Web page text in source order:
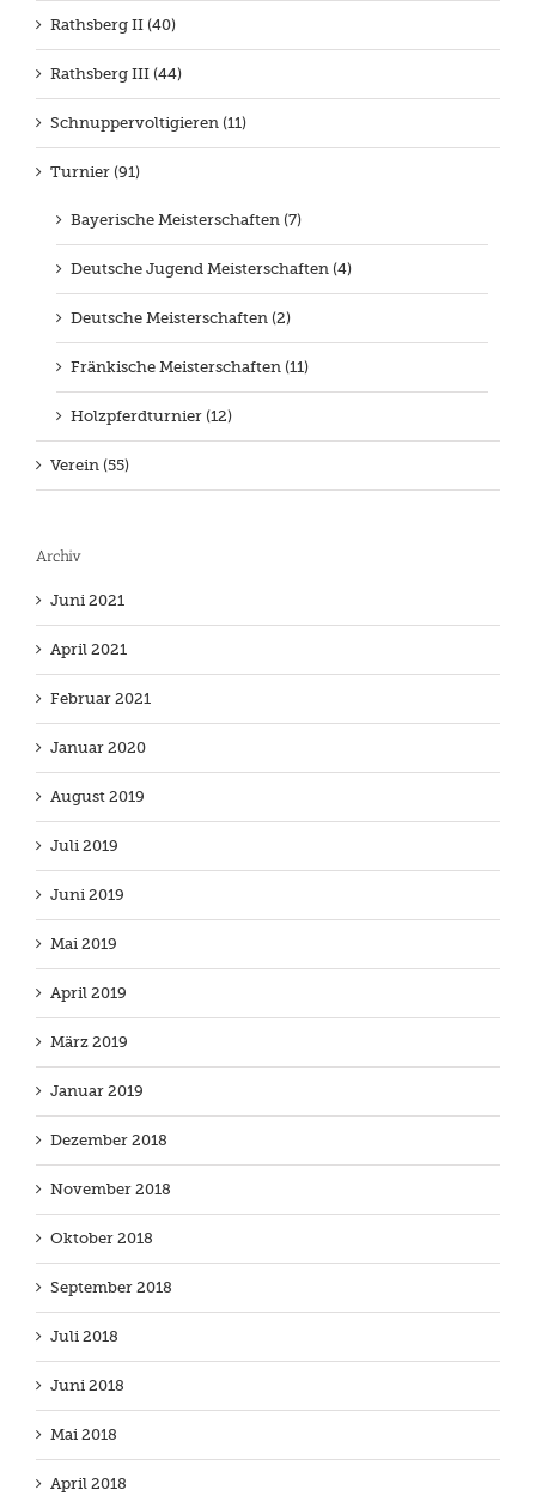
Rathsberg II (40)
Rathsberg III (44)
Schnuppervoltigieren (11)
Turnier (91)
Bayerische Meisterschaften (7)
Deutsche Jugend Meisterschaften (4)
Deutsche Meisterschaften (2)
Fränkische Meisterschaften (11)
Holzpferdturnier (12)
Verein (55)
Archiv
Juni 2021
April 2021
Februar 2021
Januar 2020
August 2019
Juli 2019
Juni 2019
Mai 2019
April 2019
März 2019
Januar 2019
Dezember 2018
November 2018
Oktober 2018
September 2018
Juli 2018
Juni 2018
Mai 2018
April 2018